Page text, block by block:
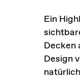
Ein
Decken
Design